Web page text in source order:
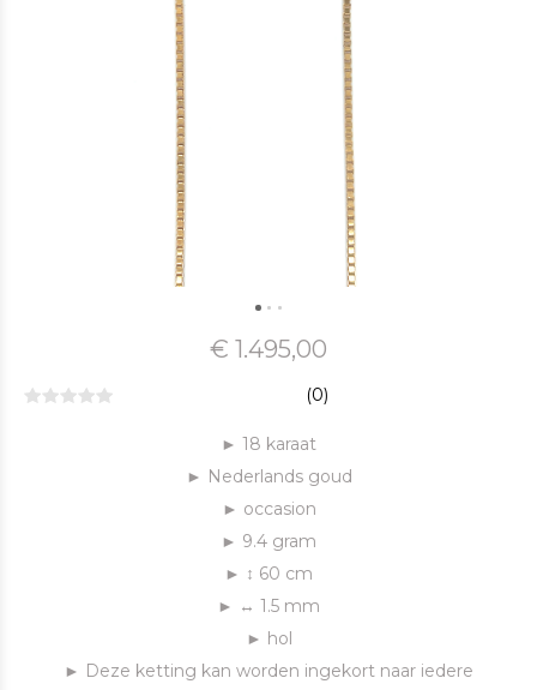
€ 1.495,00
(0)
► 18 karaat
► Nederlands goud
► occasion
► 9.4 gram
► ↕ 60 cm
► ↔ 1.5 mm
► hol
► Deze ketting kan worden ingekort naar iedere